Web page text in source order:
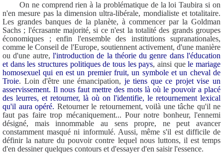
On ne comprend rien à la problématique de la loi Taubira si on
n'en mesure pas la dimension ultra-libérale, mondialiste et totalitaire.
Les grandes banques de la planète, à commencer par la Goldman
Sachs ; l'écrasante majorité, si ce n'est la totalité des grands groupes
économiques ; enfin l'ensemble des institutions supranationales,
comme le Conseil de l'Europe, soutiennent activement, d'une manière
ou d'une autre, l'introduction de la théorie du genre dans l'éducation
et dans les structures politiques de tous les pays, ainsi quele mariage
homosexuel qui en est un premier fruit, un symbole et un cheval de
Troie. Loin d'être une émancipation, je tiens que ce projet vise un
asservissement. Il nous faut mettre des mots là où le pouvoir a placé
des leurres, et retourner, là où on l'identifie, le retournement lexical
qu'il aura opéré. Retourner le retournement, voilà une tâche qu'il ne
faut pas faire trop mécaniquement... Pour notre bonheur, l'ennemi
désigné, mais innommable au sens propre, ne peut avancer
constamment masqué ni informulé. Aussi, même s'il est difficile de
définir la nature du pouvoir contre lequel nous luttons, il est temps
d'en dessiner quelques contours et d'essayer d'en saisir l'essence.